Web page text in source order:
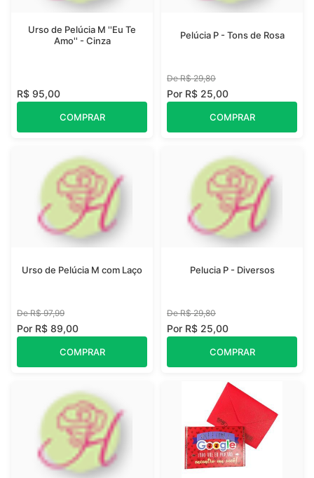
Urso de Pelúcia M ''Eu Te
Amo'' - Cinza
R$ 95,00
COMPRAR
Pelúcia P - Tons de Rosa
De R$ 29,80
Por R$ 25,00
COMPRAR
Urso de Pelúcia M com Laço
De R$ 97,99
Por R$ 89,00
COMPRAR
Pelucia P - Diversos
De R$ 29,80
Por R$ 25,00
COMPRAR